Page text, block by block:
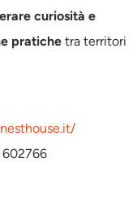
curiosità e
pratiche tra territori